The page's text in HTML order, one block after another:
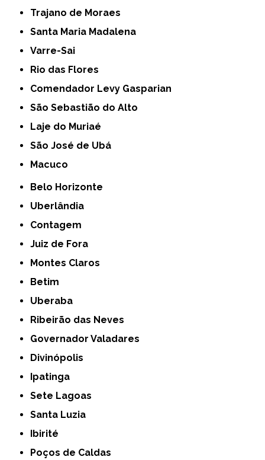
Trajano de Moraes
Santa Maria Madalena
Varre-Sai
Rio das Flores
Comendador Levy Gasparian
São Sebastião do Alto
Laje do Muriaé
São José de Ubá
Macuco
Belo Horizonte
Uberlândia
Contagem
Juiz de Fora
Montes Claros
Betim
Uberaba
Ribeirão das Neves
Governador Valadares
Divinópolis
Ipatinga
Sete Lagoas
Santa Luzia
Ibirité
Poços de Caldas